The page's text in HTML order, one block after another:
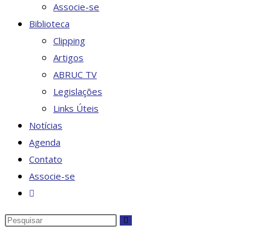
Associe-se
Biblioteca
Clipping
Artigos
ABRUC TV
Legislações
Links Úteis
Notícias
Agenda
Contato
Associe-se
Alternar
do
Pesquisar